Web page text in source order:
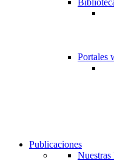
Portales
Publicaciones
Nuestras